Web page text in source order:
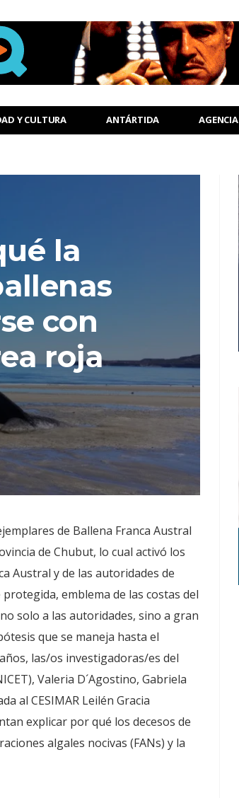
Y CULTURA ANTÁRTIDA AGENCIA
la
con
roja
de Ballena Franca Austral
de Chubut, lo cual activó los
Austral y de las autoridades de
emblema de las costas del
solo a las autoridades, sino a gran
que se maneja hasta el
las/os investigadoras/es del
Valeria D´Agostino, Gabriela
al CESIMAR Leilén Gracia
explicar por qué los decesos de
algales nocivas (FANs) y la